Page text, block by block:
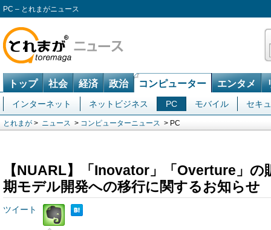
PC – とれまがニュース
トップ 社会 経済 政治 コンピューター エンタメ
インターネット ネットビジネス PC モバイル セキ
とれまが > ニュース > コンピューターニュース > PC
【NUARL】「Inovator」「Overture」
期モデル開発への移行に関するお知らせ
ツイート